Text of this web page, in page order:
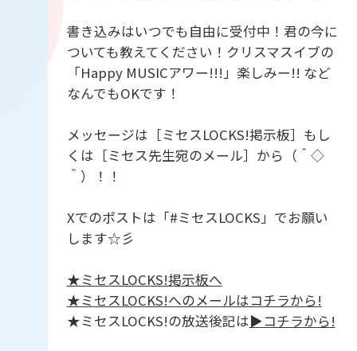
書き込みはいつでも自由に受付中！君の今に
ついても教えてください！クリスマスイブの
「Happy MUSICアワー!!!」楽しみー!! など
なんでもOKです！
メッセージは［ミセスLOCKS!掲示板］もし
くは［ミセス先生宛のメール］から（＾◇
＾）！！
Xでのポストは「#ミセスLOCKS」でお願い
します☆彡
★ミセスLOCKS!掲示板へ
★ミセスLOCKS!へのメールはコチラから!
★ミセスLOCKS!の放送後記は▶︎コチラから!